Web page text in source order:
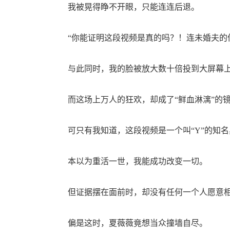
我被晃得睁不开眼，只能连连后退。
“你能证明这段视频是真的吗？！连未婚夫的
与此同时，我的脸被放大数十倍投到大屏幕
而这场上万人的狂欢，却成了“鲜血淋漓”的
可只有我知道，这段视频是一个叫“Y”的知名
本以为重活一世，我能成功改变一切。
但证据摆在面前时，却没有任何一个人愿意
偏是这时，夏薇薇竟想当众撞墙自尽。